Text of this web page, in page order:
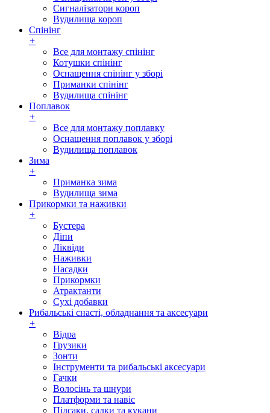
Сигналізатори короп
Вудилища короп
Спінінг
+
Все для монтажу спінінг
Котушки спінінг
Оснащення спінінг у зборі
Приманки спінінг
Вудилища спінінг
Поплавок
+
Все для монтажу поплавку
Оснащення поплавок у зборі
Вудилища поплавок
Зима
+
Приманка зима
Вудилища зима
Прикормки та наживки
+
Бустера
Діпи
Ліквіди
Наживки
Насадки
Прикормки
Атрактанти
Сухі добавки
Рибальські снасті, обладнання та аксесуари
+
Відра
Грузики
Зонти
Інструменти та рибальські аксесуари
Гачки
Волосінь та шнури
Платформи та навіс
Підсаки, садки та кукани